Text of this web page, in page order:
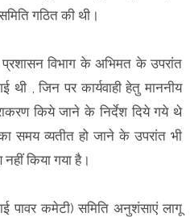
गठित की थी।
प्रशासन विभाग के अभिमत के उपरांत
, जिन पर कार्यवाही हेतु माननीय
किये जाने के निर्देश दिये गये थे
समय व्यतीत हो जाने के उपरांत भी
नहीं किया गया है।
पावर कमेटी) समिति अनुशंसाएं लागू